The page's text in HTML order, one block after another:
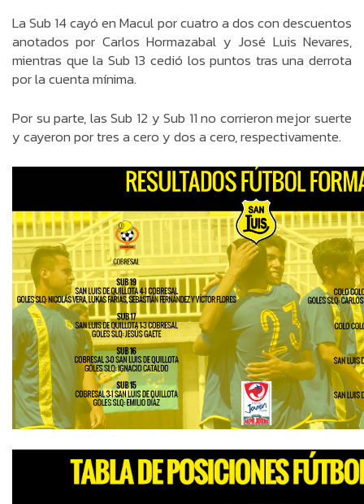
La Sub 14 cayó en Macul por cuatro a dos con descuentos
anotados por Carlos Hormazabal y José Luis Nevares,
mientras que la Sub 13 cedió los puntos tras una derrota
por la cuenta mínima.
Por su parte, las Sub 12 y Sub 11 no corrieron mejor suerte
y cayeron por tres a cero y dos a cero, respectivamente.